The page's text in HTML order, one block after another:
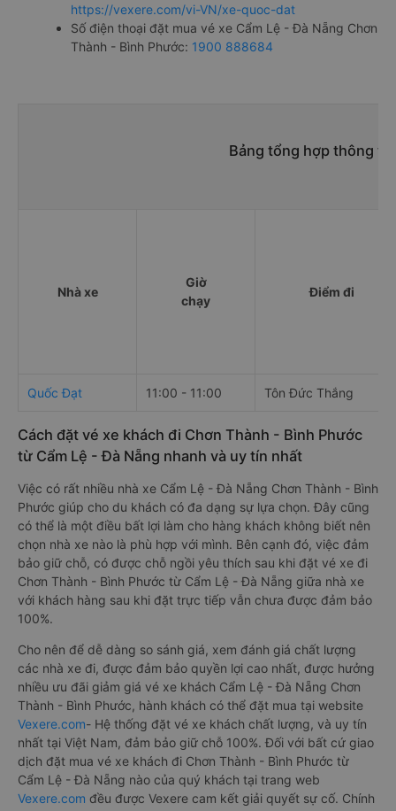
https://vexere.com/vi-VN/xe-quoc-dat
Số điện thoại đặt mua vé xe Cẩm Lệ - Đà Nẵng Chơn
Thành - Bình Phước: 1900 888684
Bảng tổng hợp thông
Nhà xe
Giờ
chạy
Điểm đi
Quốc Đạt 11:00 - 11:00 Tôn Đức Thắng
Cách đặt vé xe khách đi Chơn Thành - Bình Phước
từ Cẩm Lệ - Đà Nẵng nhanh và uy tín nhất
Việc có rất nhiều nhà xe Cẩm Lệ - Đà Nẵng Chơn Thành - Bình
Phước giúp cho du khách có đa dạng sự lựa chọn. Đây cũng
có thể là một điều bất lợi làm cho hàng khách không biết nên
chọn nhà xe nào là phù hợp với mình. Bên cạnh đó, việc đảm
bảo giữ chỗ, có được chỗ ngồi yêu thích sau khi đặt vé xe đi
Chơn Thành - Bình Phước từ Cẩm Lệ - Đà Nẵng giữa nhà xe
với khách hàng sau khi đặt trực tiếp vẫn chưa được đảm bảo
100%.
Cho nên để dễ dàng so sánh giá, xem đánh giá chất lượng
các nhà xe đi, được đảm bảo quyền lợi cao nhất, được hưởng
nhiều ưu đãi giảm giá vé xe khách Cẩm Lệ - Đà Nẵng Chơn
Thành - Bình Phước, hành khách có thể đặt mua tại website
Vexere.com- Hệ thống đặt vé xe khách chất lượng, và uy tín
nhất tại Việt Nam, đảm bảo giữ chỗ 100%. Đối với bất cứ giao
dịch đặt mua vé xe khách đi Chơn Thành - Bình Phước từ
Cẩm Lệ - Đà Nẵng nào của quý khách tại trang web
Vexere.com đều được Vexere cam kết giải quyết sự cố. Chính